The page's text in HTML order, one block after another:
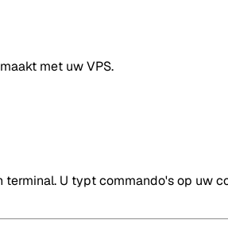
met uw VPS.
U typt commando's op uw